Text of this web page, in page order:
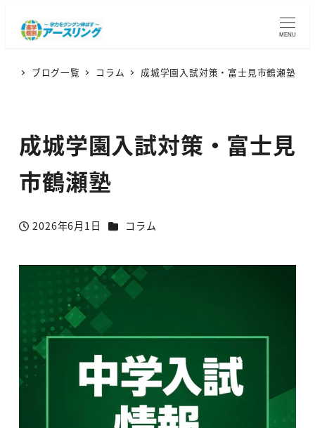
MENU
ブログ一覧 コラム 成城学園入試対策・富士見市鶴瀬塾
成城学園入試対策・富士見
市鶴瀬塾
投稿日
2026年6月1日 カテゴリー
コラム